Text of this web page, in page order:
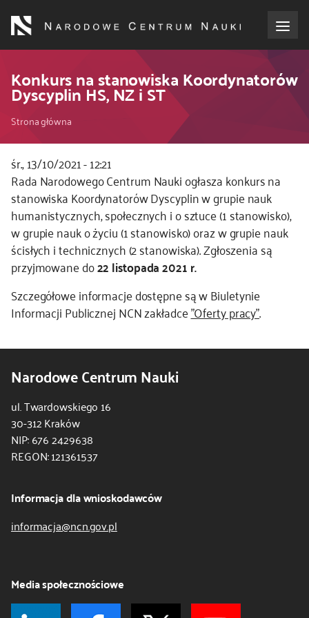
treści
dla wnioskodawców
dla realizujących projekty
dla ekspertów
efekty NCN
współpraca międzynarodowa
nagroda NCN
Konkurs na stanowiska Koordynatorów
Dyscyplin HS, NZ i ST
Ścieżka
nawigacyjna
Strona główna
śr., 13/10/2021 - 12:21
Kod
CSS
i
JS
Rada Narodowego Centrum Nauki ogłasza konkurs na
stanowiska Koordynatorów Dyscyplin w grupie nauk
humanistycznych, społecznych i o sztuce (1 stanowisko),
w grupie nauk o życiu (1 stanowisko) oraz w grupie nauk
ścisłych i technicznych (2 stanowiska). Zgłoszenia są
przyjmowane do22 listopada 2021 r.
Szczegółowe informacje dostępne są w Biuletynie
Informacji Publicznej NCN zakładce"Oferty pracy".
Narodowe Centrum Nauki
ul. Twardowskiego 16
30-312 Kraków
NIP: 676 2429638
REGON: 121361537
Informacja dla wnioskodawców
informacja@ncn.gov.pl
Media społecznościowe